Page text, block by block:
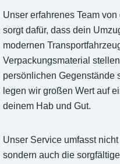
Unser erfahrenes Team
sorgt dafür, dass dein
modernen
Verpackungsmaterial
persönlichen Gegenstände
legen wir großen Wert auf
deinem Hab und Gut.
Unser Service umfasst
sondern auch die